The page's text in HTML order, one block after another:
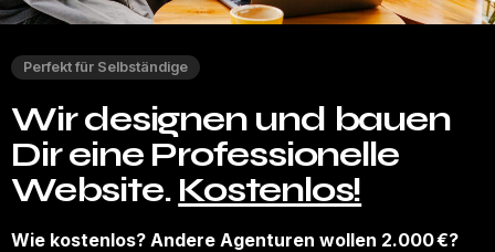
Perfekt für Selbständige
Wir designen und bauen
Dir eine Professionelle
Website. Kostenlos!
Wie kostenlos? Andere Agenturen wollen 2.000 €?